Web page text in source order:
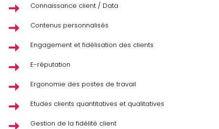
Connaissance client / Data
Contenus personnalisés
Engagement et fidélisation des clients
E-réputation
Ergonomie des postes de travail
Etudes clients quantitatives et qualitatives
Gestion de la fidélité client